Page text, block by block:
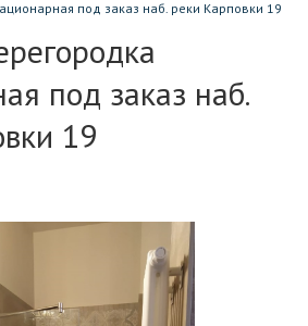
под заказ наб. реки Карповки 19
под заказ наб.
19